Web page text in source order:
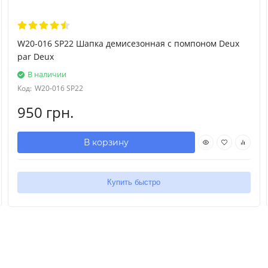
W20-016 SP22 Шапка демисезонная с помпоном Deux
par Deux
В наличии
Код: W20-016 SP22
950 грн.
В корзину
Купить быстро